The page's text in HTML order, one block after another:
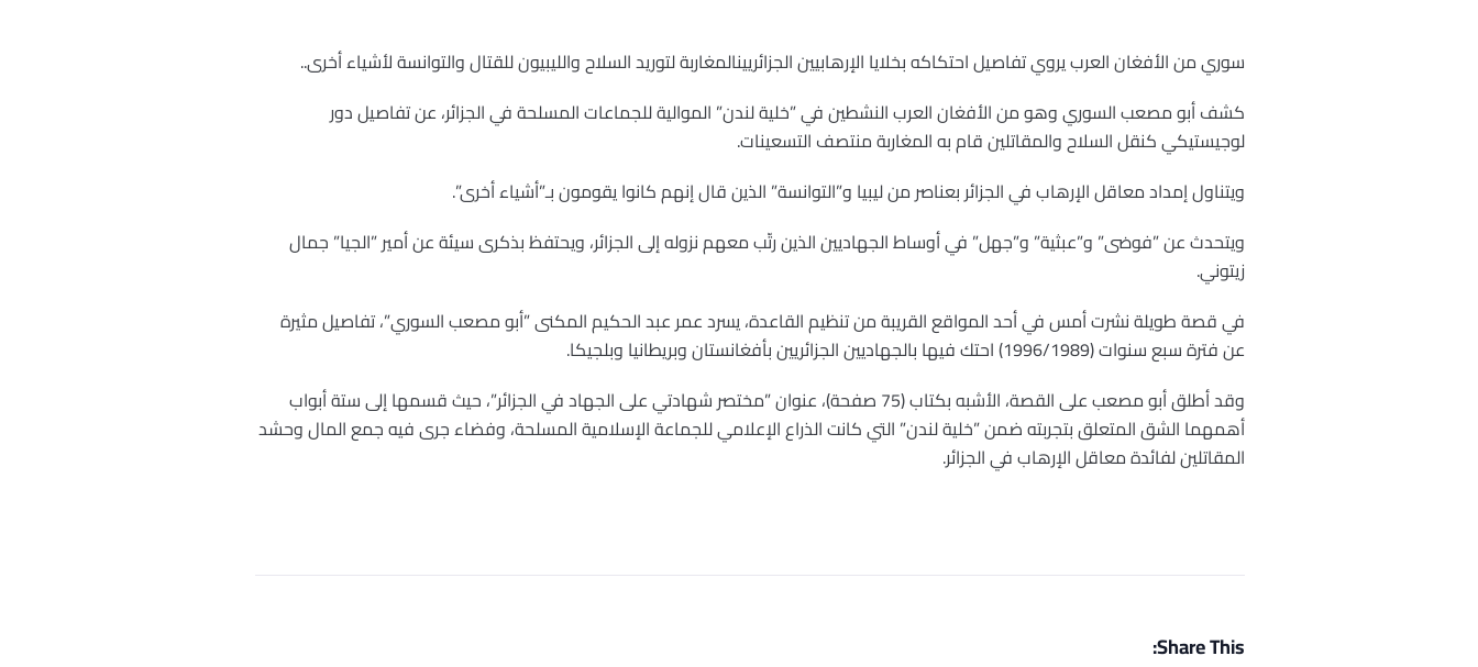
سوري من الأفغان العرب يروي تفاصيل احتكاكه بخلايا الإرهابيين الجزائريينالمغاربة لتوريد السلاح والليبيون للقتال والتوانسة لأشياء أخرى..
كشف أبو مصعب السوري وهو من الأفغان العرب النشطين في ”خلية لندن” الموالية للجماعات المسلحة في الجزائر، عن تفاصيل دور
لوجيستيكي كنقل السلاح والمقاتلين قام به المغاربة منتصف التسعينات.
ويتناول إمداد معاقل الإرهاب في الجزائر بعناصر من ليبيا و”التوانسة” الذين قال إنهم كانوا يقومون بـ”أشياء أخرى”.
ويتحدث عن ”فوضى” و”عبثية” و”جهل” في أوساط الجهاديين الذين رتّب معهم نزوله إلى الجزائر، ويحتفظ بذكرى سيئة عن أمير ”الجيا” جمال
زيتوني.
في قصة طويلة نشرت أمس في أحد المواقع القريبة من تنظيم القاعدة، يسرد عمر عبد الحكيم المكنى ”أبو مصعب السوري”، تفاصيل مثيرة
عن فترة سبع سنوات (1996/1989) احتك فيها بالجهاديين الجزائريين بأفغانستان وبريطانيا وبلجيكا.
وقد أطلق أبو مصعب على القصة، الأشبه بكتاب (75 صفحة)، عنوان ”مختصر شهادتي على الجهاد في الجزائر”، حيث قسمها إلى ستة أبواب
أهمهما الشق المتعلق بتجربته ضمن ”خلية لندن” التي كانت الذراع الإعلامي للجماعة الإسلامية المسلحة، وفضاء جرى فيه جمع المال وحشد
المقاتلين لفائدة معاقل الإرهاب في الجزائر.
Share This: